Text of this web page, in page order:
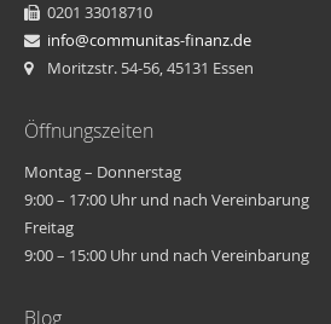
0201 33018710
info@communitas-finanz.de
Moritzstr. 54-56, 45131 Essen
Öffnungszeiten
Montag – Donnerstag
9:00 – 17:00 Uhr und nach Vereinbarung
Freitag
9:00 – 15:00 Uhr und nach Vereinbarung
Blog